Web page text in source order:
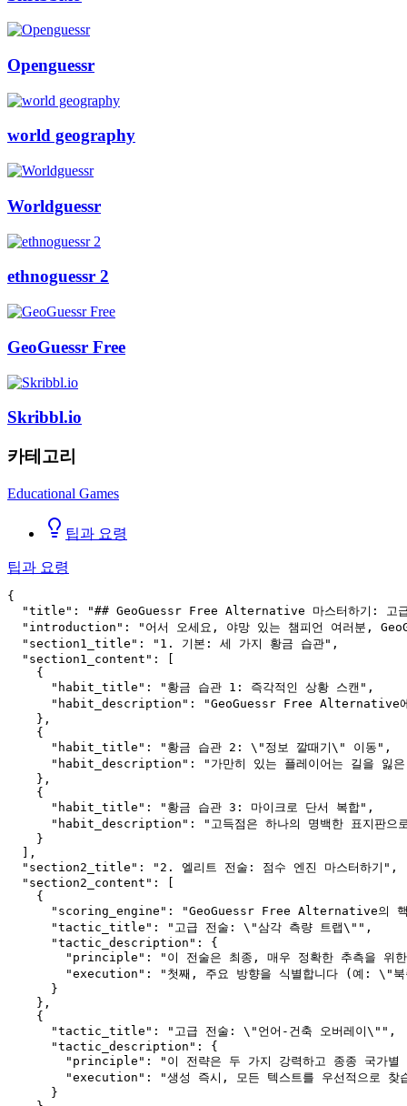
Openguessr
world geography
Worldguessr
ethnoguessr 2
GeoGuessr Free
Skribbl.io
카테고리
Educational Games
팁과 요령
팁과 요령
{
"title": "## GeoGuessr Free Alternative 마스터하기: 고급
"introduction": "어서 오세요, 야망 있는 챔피언 여러분,
  "section1_title": "1. 기본: 세 가지 황금 습관",
  "section1_content": [
    {
      "habit_title": "황금 습관 1: 즉각적인 상황 스캔",
"habit_description": "GeoGuessr Free Alternative에서 처
    },
    {
      "habit_title": "황금 습관 2: \"정보 깔때기\" 이동",
"habit_description": "가만히 있는 플레이어는 길을 잃은
    },
    {
      "habit_title": "황금 습관 3: 마이크로 단서 복합",
"habit_description": "고득점은 하나의 명백한 표지판으로
    }
  ],
  "section2_title": "2. 엘리트 전술: 점수 엔진 마스터하기",
  "section2_content": [
    {
"scoring_engine": "GeoGuessr Free Alternative의 핵심 \"
      "tactic_title": "고급 전술: \"삼각 측량 트랩\"",
      "tactic_description": {
"principle": "이 전술은 최종, 매우 정확한 추측을 위한
"execution": "첫째, 주요 방향을 식별합니다 (예: \"북쪽
      }
    },
    {
      "tactic_title": "고급 전술: \"언어-건축 오버레이\"",
      "tactic_description": {
"principle": "이 전략은 두 가지 강력하고 종종 국가별
"execution": "생성 즉시, 모든 텍스트를 우선적으로 찾습
      }